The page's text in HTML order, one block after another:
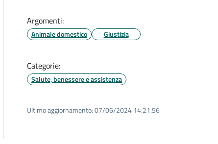
Argomenti:
Animale domestico Giustizia
Categorie:
Salute, benessere e assistenza
Ultimo aggiornamento:07/06/2024 14:21.56